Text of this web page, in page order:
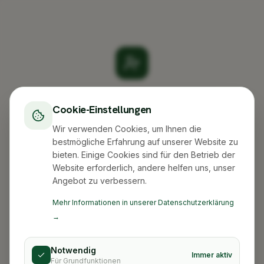
Continue with Google
Email
Cookie-Einstellungen
Wir verwenden Cookies, um Ihnen die
bestmögliche Erfahrung auf unserer Website zu
bieten. Einige Cookies sind für den Betrieb der
Website erforderlich, andere helfen uns, unser
Angebot zu verbessern.
Mehr Informationen in unserer Datenschutzerklärung
→
Notwendig
Für Grundfunktionen
Immer aktiv